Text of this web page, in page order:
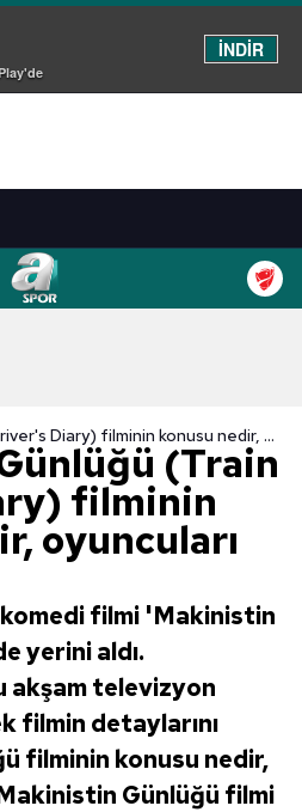
İNDİR
Makinistin Günlüğü (Train Driver's Diary) filminin konusu nedir, oyuncuları kimler?
(Train
filminin
oyuncuları
komedi filmi 'Makinistin
yerini aldı.
akşam televizyon
filmin detaylarını
filminin konusu nedir,
Günlüğü filmi